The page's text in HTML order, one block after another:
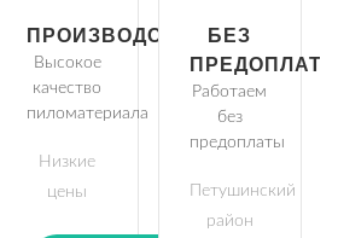
ПРОИЗВОДСТВО
Высокое
качество
пиломатериала
Низкие
цены
БЕЗ
Работаем
без
предоплаты
Петушинский
район